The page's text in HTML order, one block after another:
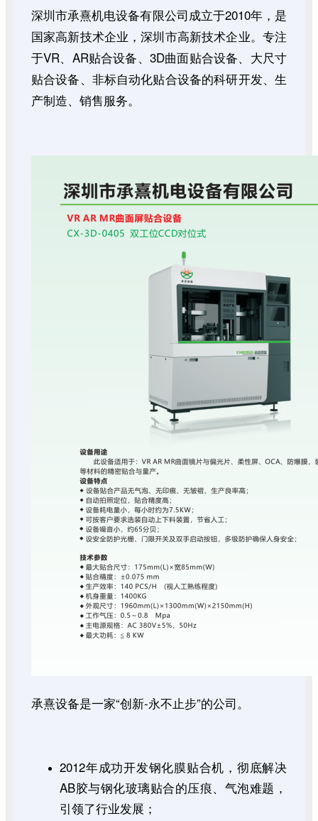
深圳市承熹机电设备有限公司成立于2010年，是
国家高新技术企业，深圳市高新技术企业。专注
于VR、 AR贴合设备、 3D曲面贴合设备、大尺寸
贴合设备、非标自动化贴合设备的科研开发、生
产制造、销售服务。
承熹设备是一家“创新-永不止步”的公司。
2012年成功开发钢化膜贴合机，彻底解决
AB胶与钢化玻璃贴合的压痕、气泡难题，
引领了行业发展；